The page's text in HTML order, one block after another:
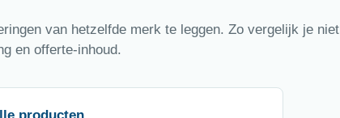
van hetzelfde merk te leggen. Zo vergelijk je niet
en offerte-inhoud.